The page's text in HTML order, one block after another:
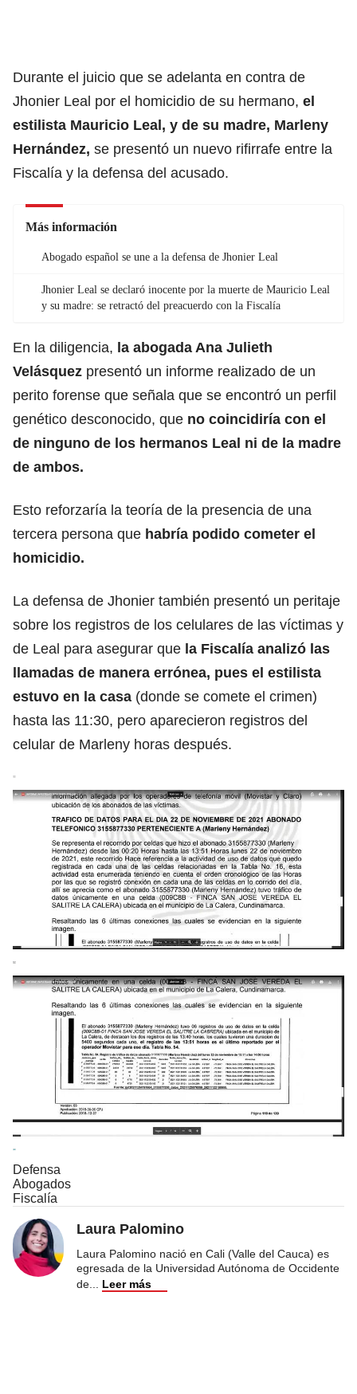
Durante el juicio que se adelanta en contra de
Jhonier Leal por el homicidio de su hermano, el
estilista Mauricio Leal, y de su madre, Marleny
Hernández, se presentó un nuevo rifirrafe entre la
Fiscalía y la defensa del acusado.
Más información
Abogado español se une a la defensa de Jhonier Leal
Jhonier Leal se declaró inocente por la muerte de Mauricio Leal
y su madre: se retractó del preacuerdo con la Fiscalía
En la diligencia, la abogada Ana Julieth
Velásquez presentó un informe realizado de un
perito forense que señala que se encontró un perfil
genético desconocido, que no coincidiría con el
de ninguno de los hermanos Leal ni de la madre
de ambos.
Esto reforzaría la teoría de la presencia de una
tercera persona que habría podido cometer el
homicidio.
La defensa de Jhonier también presentó un peritaje
sobre los registros de los celulares de las víctimas y
de Leal para asegurar que la Fiscalía analizó las
llamadas de manera errónea, pues el estilista
estuvo en la casa (donde se comete el crimen)
hasta las 11:30, pero aparecieron registros del
celular de Marleny horas después.
Defensa
Abogados
Fiscalía
Laura Palomino
Laura Palomino nació en Cali (Valle del Cauca) es
egresada de la Universidad Autónoma de Occidente
de... Leer más